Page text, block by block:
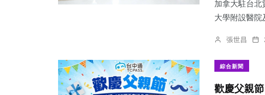
加拿大駐台北
大學附設醫院
張世昌
綜合新聞
歡慶父親